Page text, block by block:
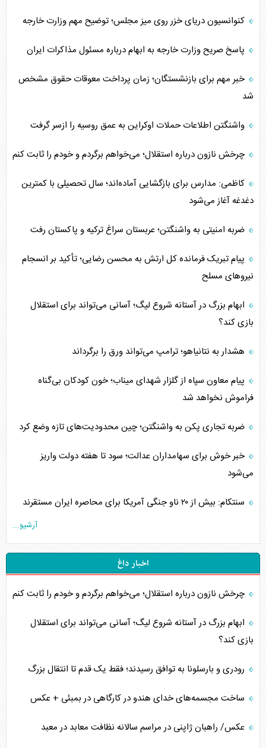
کنوانسیون دریای خزر روی میز مجلس؛ توضیح مهم وزارت خارجه
پاسخ صریح وزارت خارجه به ابهام درباره مسئول مذاکرات ایران
خبر مهم برای بازنشستگان؛ زمان پرداخت معوقات حقوق مشخص
شد
واشنگتن اطلاعات حملات اوکراین به عمق روسیه را ازسر گرفت
چرخش نازون درباره استقلال؛ می‌خواهم برگردم و خودم را ثابت کنم
کاظمی: مدارس برای بازگشایی آماده‌اند؛ سال تحصیلی با کمترین
دغدغه آغاز می‌شود
ضربه امنیتی به واشنگتن؛ عربستان سراغ ترکیه و پاکستان رفت
پیام تبریک فرمانده کل ارتش به محسن رضایی؛ تأکید بر انسجام
نیروهای مسلح
ابهام بزرگ در آستانه شروع لیگ؛ آسانی می‌تواند برای استقلال
بازی کند؟
هشدار به نتانیاهو؛ ترامپ می‌تواند ورق را برگرداند
پیام معاون سپاه از گلزار شهدای میناب؛ خون کودکان بی‌گناه
فراموش نخواهد شد
ضربه تجاری پکن به واشنگتن؛ چین محدودیت‌های تازه وضع کرد
خبر خوش برای سهامداران عدالت؛ سود تا هفته دولت واریز
می‌شود
سنتکام: بیش از ۲۰ ناو جنگی آمریکا برای محاصره ایران مستقرند
آرشیو...
اخبار داغ
چرخش نازون درباره استقلال؛ می‌خواهم برگردم و خودم را ثابت کنم
ابهام بزرگ در آستانه شروع لیگ؛ آسانی می‌تواند برای استقلال
بازی کند؟
رودری و بارسلونا به توافق رسیدند؛ فقط یک قدم تا انتقال بزرگ
ساخت مجسمه‌های خدای هندو در کارگاهی در بمبئی + عکس
عکس/ راهبان ژاپنی در مراسم سالانه نظافت معابد در معبد